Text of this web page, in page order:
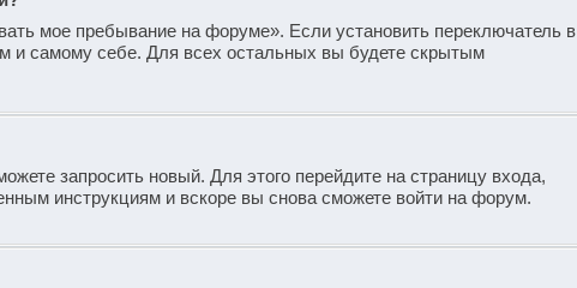
мое пребывание на форуме». Если установить переключатель в
и самому себе. Для всех остальных вы будете скрытым
запросить новый. Для этого перейдите на страницу входа,
инструкциям и вскоре вы снова сможете войти на форум.